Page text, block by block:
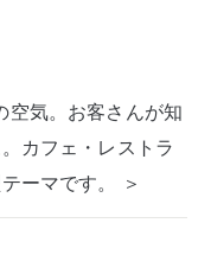
空気。お客さんが知
カフェ・レストラ
ーマです。 ＞